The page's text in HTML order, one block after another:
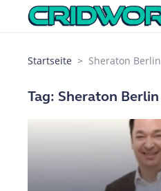
Startseite Sheraton Berlin
Tag: Sheraton Berlin